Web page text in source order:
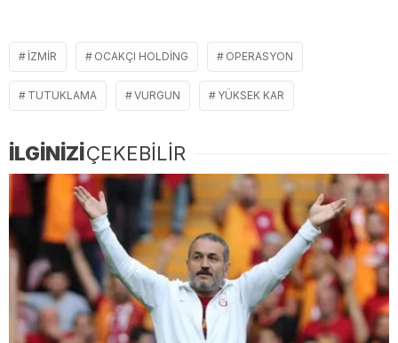
IZMIR OCAKÇI HOLDING OPERASYON
TUTUKLAMA VURGUN YÜKSEK KAR
İLGİNİZİÇEKEBİLİR